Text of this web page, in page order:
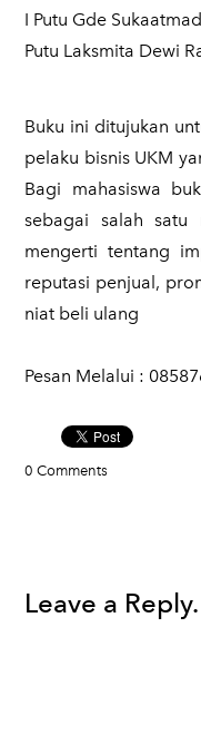
I Putu Gde
Putu Laksmita Dewi
Buku ini ditujukan
pelaku bisnis UKM
Bagi mahasiswa
sebagai salah satu
mengerti tentang
reputasi penjual,
niat beli ulang
Pesan Melalui :
0 Comments
Leave a Reply.